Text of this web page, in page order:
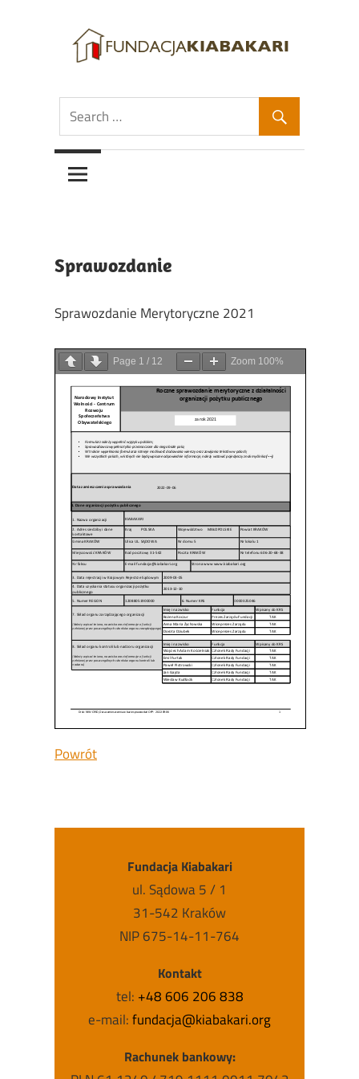
content
Fundacja
Kiabakari
Kiabakari
Sprawozdanie
Sprawozdanie Merytoryczne 2021
Page 1 / 12 Zoom 100%
Powrót
Fundacja Kiabakari
ul. Sądowa 5 / 1
31-542 Kraków
NIP 675-14-11-764
Kontakt
tel: +48 606 206 838
e-mail:fundacja@kiabakari.org
Rachunek bankowy: